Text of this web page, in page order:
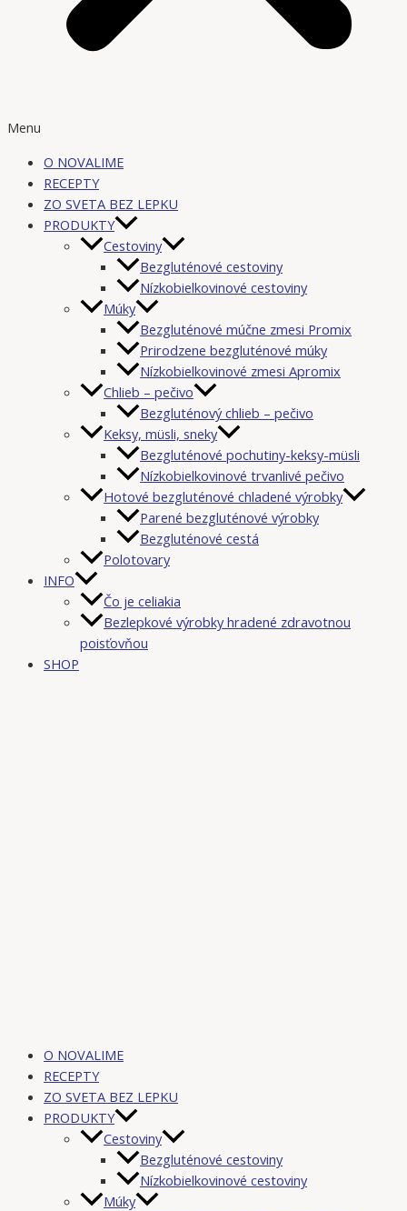
Menu
O NOVALIME
RECEPTY
ZO SVETA BEZ LEPKU
PRODUKTY
Cestoviny
Bezgluténové cestoviny
Nízkobielkovinové cestoviny
Múky
Bezgluténové múčne zmesi Promix
Prirodzene bezgluténové múky
Nízkobielkovinové zmesi Apromix
Chlieb – pečivo
Bezgluténový chlieb – pečivo
Keksy, müsli, sneky
Bezgluténové pochutiny-keksy-müsli
Nízkobielkovinové trvanlivé pečivo
Hotové bezgluténové chladené výrobky
Parené bezgluténové výrobky
Bezgluténové cestá
Polotovary
INFO
Čo je celiakia
Bezlepkové výrobky hradené zdravotnou
poisťovňou
SHOP
O NOVALIME
RECEPTY
ZO SVETA BEZ LEPKU
PRODUKTY
Cestoviny
Bezgluténové cestoviny
Nízkobielkovinové cestoviny
Múky